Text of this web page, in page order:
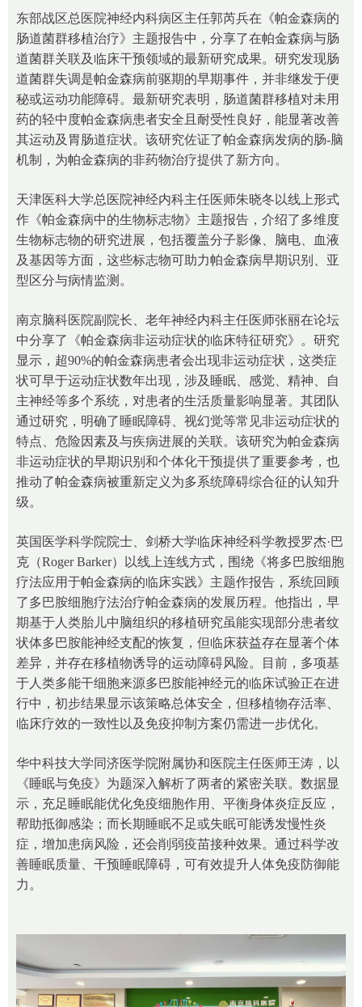
东部战区总医院神经内科病区主任郭芮兵在《帕金森病的
肠道菌群移植治疗》主题报告中，分享了在帕金森病与肠
道菌群关联及临床干预领域的最新研究成果。研究发现肠
道菌群失调是帕金森病前驱期的早期事件，并非继发于便
秘或运动功能障碍。最新研究表明，肠道菌群移植对未用
药的轻中度帕金森病患者安全且耐受性良好，能显著改善
其运动及胃肠道症状。该研究佐证了帕金森病发病的肠-脑
机制，为帕金森病的非药物治疗提供了新方向。
天津医科大学总医院神经内科主任医师朱晓冬以线上形式
作《帕金森病中的生物标志物》主题报告，介绍了多维度
生物标志物的研究进展，包括覆盖分子影像、脑电、血液
及基因等方面，这些标志物可助力帕金森病早期识别、亚
型区分与病情监测。
南京脑科医院副院长、老年神经内科主任医师张丽在论坛
中分享了《帕金森病非运动症状的临床特征研究》。研究
显示，超90%的帕金森病患者会出现非运动症状，这类症
状可早于运动症状数年出现，涉及睡眠、感觉、精神、自
主神经等多个系统，对患者的生活质量影响显著。其团队
通过研究，明确了睡眠障碍、视幻觉等常见非运动症状的
特点、危险因素及与疾病进展的关联。该研究为帕金森病
非运动症状的早期识别和个体化干预提供了重要参考，也
推动了帕金森病被重新定义为多系统障碍综合征的认知升
级。
英国医学科学院院士、剑桥大学临床神经科学教授罗杰·巴
克（Roger Barker）以线上连线方式，围绕《将多巴胺细胞
疗法应用于帕金森病的临床实践》主题作报告，系统回顾
了多巴胺细胞疗法治疗帕金森病的发展历程。他指出，早
期基于人类胎儿中脑组织的移植研究虽能实现部分患者纹
状体多巴胺能神经支配的恢复，但临床获益存在显著个体
差异，并存在移植物诱导的运动障碍风险。目前，多项基
于人类多能干细胞来源多巴胺能神经元的临床试验正在进
行中，初步结果显示该策略总体安全，但移植物存活率、
临床疗效的一致性以及免疫抑制方案仍需进一步优化。
华中科技大学同济医学院附属协和医院主任医师王涛，以
《睡眠与免疫》为题深入解析了两者的紧密关联。数据显
示，充足睡眠能优化免疫细胞作用、平衡身体炎症反应，
帮助抵御感染；而长期睡眠不足或失眠可能诱发慢性炎
症，增加患病风险，还会削弱疫苗接种效果。通过科学改
善睡眠质量、干预睡眠障碍，可有效提升人体免疫防御能
力。